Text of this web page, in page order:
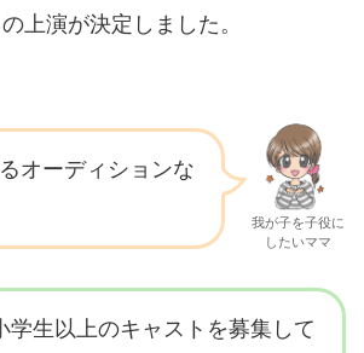
上演が決定しました。
オーディションな
我が子を子役に
したいママ
学生以上のキャストを募集して